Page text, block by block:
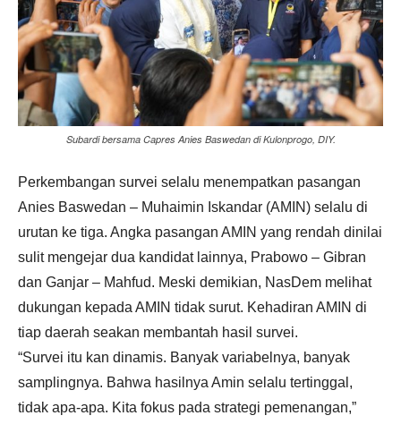
Subardi bersama Capres Anies Baswedan di Kulonprogo, DIY.
Perkembangan survei selalu menempatkan pasangan
Anies Baswedan – Muhaimin Iskandar (AMIN) selalu di
urutan ke tiga. Angka pasangan AMIN yang rendah dinilai
sulit mengejar dua kandidat lainnya, Prabowo – Gibran
dan Ganjar – Mahfud. Meski demikian, NasDem melihat
dukungan kepada AMIN tidak surut. Kehadiran AMIN di
tiap daerah seakan membantah hasil survei.
“Survei itu kan dinamis. Banyak variabelnya, banyak
samplingnya. Bahwa hasilnya Amin selalu tertinggal,
tidak apa-apa. Kita fokus pada strategi pemenangan,”